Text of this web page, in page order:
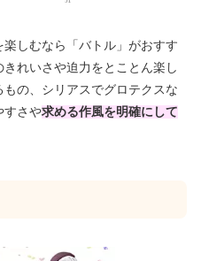
しむなら「バトル」がおすす
れいさや迫力をとことん楽し
の、シリアスでグロテクスな
すさや求める作風を明確に して